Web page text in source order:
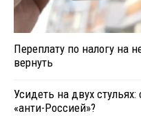
Переплату по налогу на
вернуть
Усидеть на двух
«анти-Россией»?